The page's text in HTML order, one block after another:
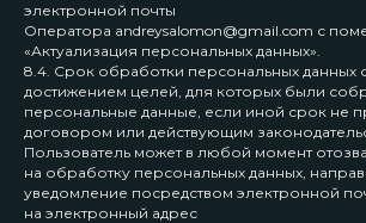
электронной почты
Оператора andreysalomon@gmail.com с
«Актуализация персональных данных».
8.4. Срок обработки персональных данных
достижением целей, для которых были
персональные данные, если иной срок не
договором или действующим
Пользователь может в любой момент
на обработку персональных данных,
уведомление посредством электронной
на электронный адрес
Разработка сайта *Запрещен на территории РФ
Политика конфиденциальности
Договор оферты